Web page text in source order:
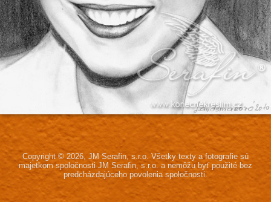
Copyright © 2026, JM Serafin, s.r.o. Všetky texty a fotografie sú
majetkom spoločnosti JM Serafin, s.r.o. a nemôžu byť použité bez
predcházdajúceho povolenia spoločnosti.